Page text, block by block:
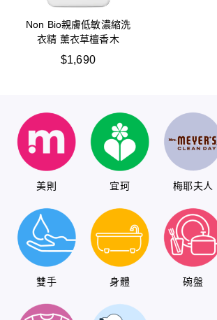
Non Bio親膚低敏濃縮洗
衣精 薰衣草檀香木
$1,690
美則 宜珂 梅耶夫人
雙手 身體 碗盤